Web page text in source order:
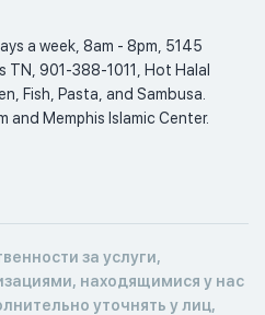
a week, 8am - 8pm, 5145
TN, 901-388-1011, Hot Halal
Fish, Pasta, and Sambusa.
and Memphis Islamic Center.
за услуги,
находящимися у нас
уточнять у лиц,